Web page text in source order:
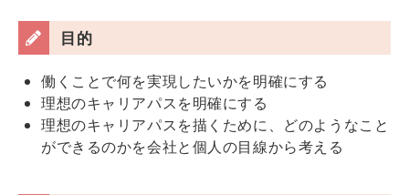
目的
働くことで何を実現したいかを明確にする
理想のキャリアパスを明確にする
理想のキャリアパスを描くために、どのようなこと
ができるのかを会社と個人の目線から考える